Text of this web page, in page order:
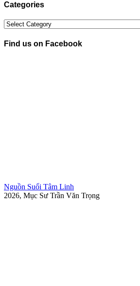
Categories
Categories
Find us on Facebook
Nguồn Suối Tâm Linh
2026, Mục Sư Trần Văn Trọng